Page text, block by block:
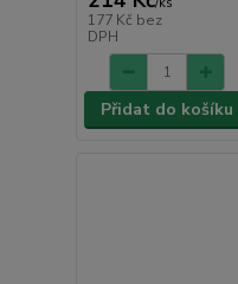
177 Kč bez
DPH
Přidat do košíku